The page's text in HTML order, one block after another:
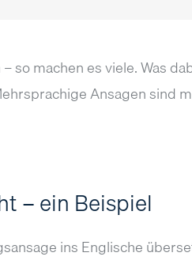
so machen es viele. Was
Ansagen sind
– ein Beispiel
ins Englische